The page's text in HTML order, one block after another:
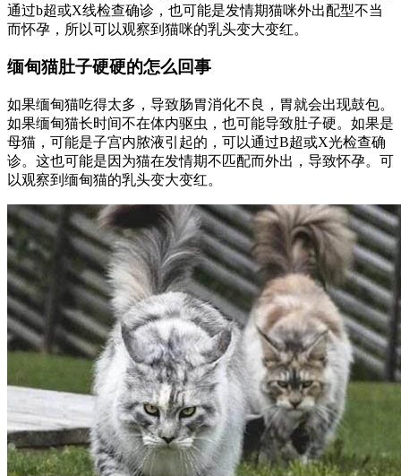
通过b超或X线检查确诊，也可能是发情期猫咪外出配型不当
而怀孕，所以可以观察到猫咪的乳头变大变红。
缅甸猫肚子硬硬的怎么回事
如果缅甸猫吃得太多，导致肠胃消化不良，胃就会出现鼓包。
如果缅甸猫长时间不在体内驱虫，也可能导致肚子硬。如果是
母猫，可能是子宫内脓液引起的，可以通过B超或X光检查确
诊。这也可能是因为猫在发情期不匹配而外出，导致怀孕。可
以观察到缅甸猫的乳头变大变红。